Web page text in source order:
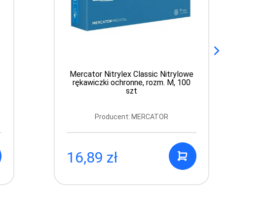
Mercator Nitrylex Classic Nitrylowe
rękawiczki ochronne, rozm. M, 100
szt
Producent: MERCATOR
16,89 zł